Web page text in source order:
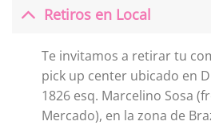
Retiros en Local
Te invitamos a retirar tu
pick up center ubicado en
1826 esq. Marcelino Sosa
Mercado), en la zona de